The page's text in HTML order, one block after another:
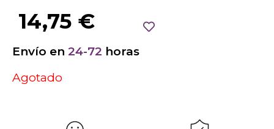
14,75 €
Envío en 24-72 horas
Agotado